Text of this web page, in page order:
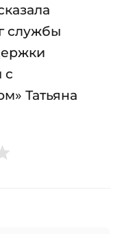
службы
с
Татьяна